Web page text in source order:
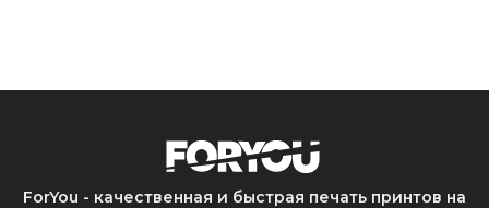
ForYou - качественная и быстрая печать принтов на